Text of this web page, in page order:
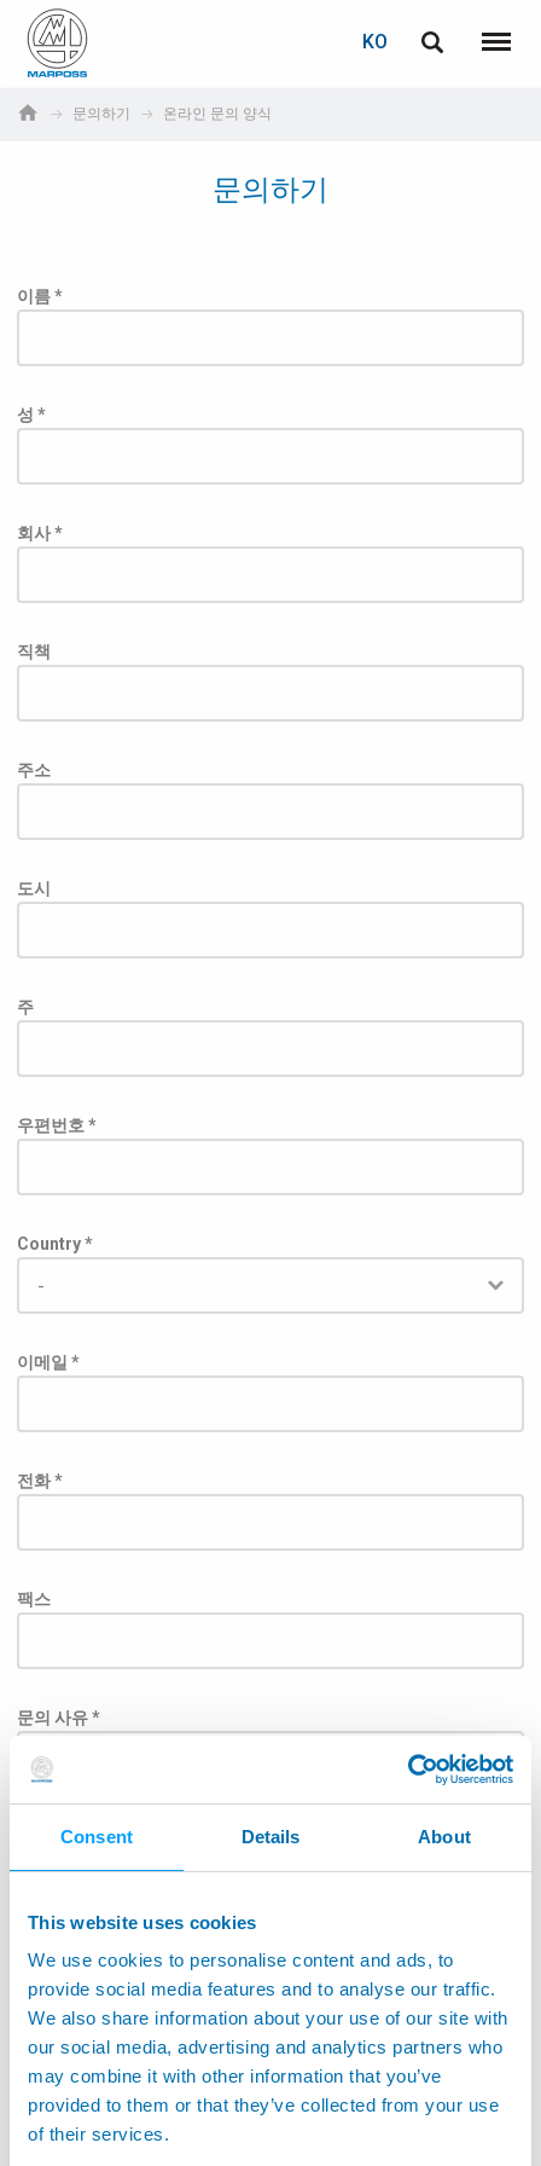
Consent Details About
This website uses cookies
We use cookies to personalise content and ads, to
provide social media features and to analyse our traffic.
We also share information about your use of our site with
our social media, advertising and analytics partners who
may combine it with other information that you’ve
provided to them or that they’ve collected from your use
of their services.
S.p.A.
KO
메뉴
문의하기 온라인 문의 양식
문의하기
이름 *
성 *
회사 *
직책
주소
도시
주
우편번호 *
Country *
이메일 *
전화 *
팩스
문의 사유 *
Subject
담당자에게 직접 메시지가 전달될 수 있도록 아래 목록에
서 응용 분야를 선택하여 주십시오.: *
항공우주
공작기계어플리케이션
공작기계 모니터링
Deutsch
로그인
아직 등록하지 않으셨다면, 지금 무료로 등록하실 수 있습니다!